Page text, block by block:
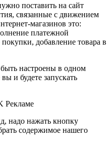
поставить на сайт
связанные с движением
магазинов это:
платежной
добавление товара в
настроены в одном
и будете запускать
Рекламе
надо нажать кнопку
содержимое нашего